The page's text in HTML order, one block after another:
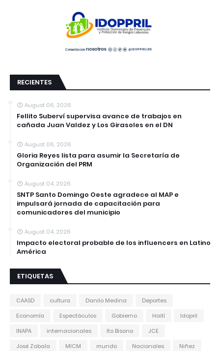
RECIENTES
August 06, 2026
Fellito Suberví supervisa avance de trabajos en
cañada Juan Valdez y Los Girasoles en el DN
August 06, 2026
Gloria Reyes lista para asumir la Secretaría de
Organización del PRM
August 04, 2026
SNTP Santo Domingo Oeste agradece al MAP e
impulsará jornada de capacitación para
comunicadores del municipio
August 04, 2026
Impacto electoral probable de los influencers en Latino
América
ETIQUETAS
CAASD cultura Danilo Medina
Deportes
Economía
Espectáculos Gobierno Haití
Idopril
INAPA
internacionales Ito Bisono
JCE
José Zabala
MICM mundo Nacionales
Niñez